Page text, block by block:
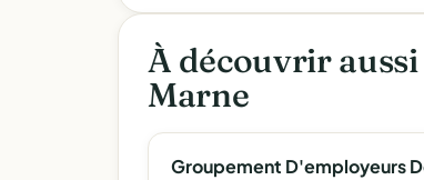
À découvrir
Marne